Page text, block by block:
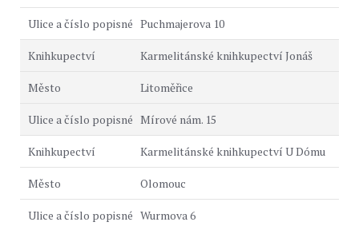
Puchmajerova 10
Karmelitánské knihkupectví Jonáš
Litoměřice
Mírové nám. 15
Karmelitánské knihkupectví U Dómu
Olomouc
Wurmova 6